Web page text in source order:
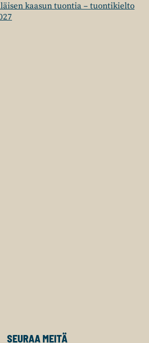
kaasun tuontia – tuontikielto
SEURAA MEITÄ